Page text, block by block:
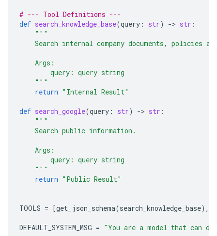
# --- Tool Definitions ---
def search_knowledge_base(query : str) -> str :
"""
Search internal company documents, policies
    Args:
        query: query string
    """
return "Internal Result"
def search_google(query : str) -> str :
"""
    Search public information.
    Args:
        query: query string
    """
return "Public Result"
TOOLS = [get_json_schema(search_knowledge_base),
DEFAULT_SYSTEM_MSG = "You are a model that can